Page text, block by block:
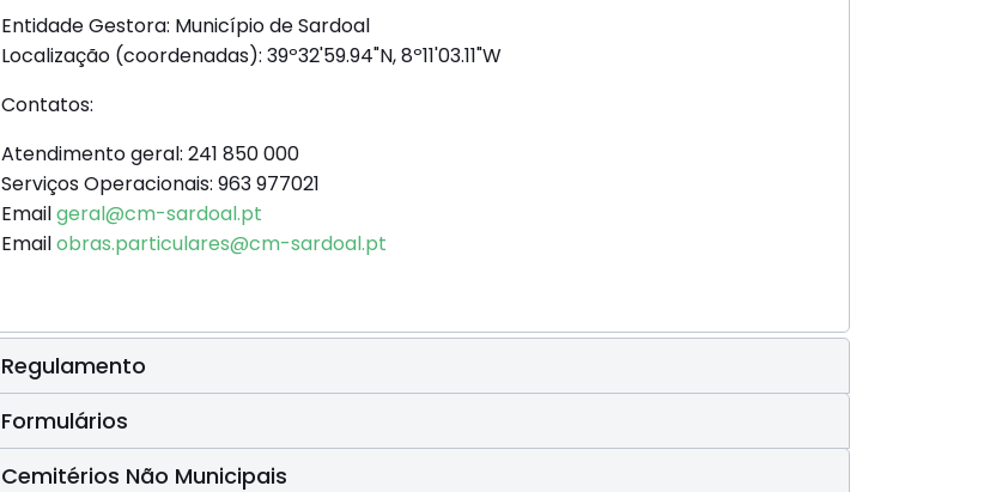
Entidade Gestora: Município de Sardoal
Localização (coordenadas): 39º32'59.94"N, 8º11'03.11"W
Contatos:
Atendimento geral: 241 850 000
Serviços Operacionais: 963 977021
Emailgeral@cm-sardoal.pt
Emailobras.particulares@cm-sardoal.pt
Regulamento
Formulários
Cemitérios Não Municipais